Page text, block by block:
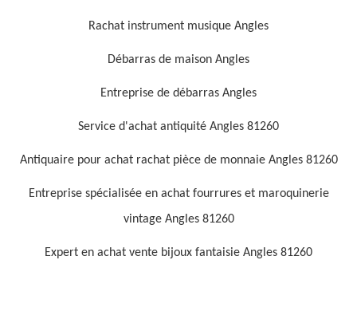
Rachat instrument musique Angles
Débarras de maison Angles
Entreprise de débarras Angles
Service d'achat antiquité Angles 81260
Antiquaire pour achat rachat pièce de monnaie Angles 81260
Entreprise spécialisée en achat fourrures et maroquinerie
vintage Angles 81260
Expert en achat vente bijoux fantaisie Angles 81260